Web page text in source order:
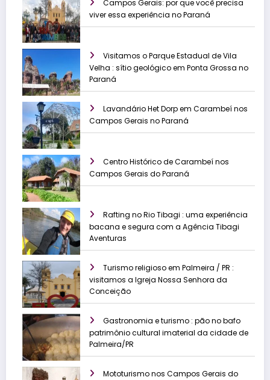
Campos Gerais: por que você precisa
viver essa experiência no Paraná
Visitamos o Parque Estadual de Vila
Velha : sítio geológico em Ponta Grossa no
Paraná
Lavandário Het Dorp em Carambeí nos
Campos Gerais no Paraná
Centro Histórico de Carambeí nos
Campos Gerais do Paraná
Rafting no Rio Tibagi : uma experiência
bacana e segura com a Agência Tibagi
Aventuras
Turismo religioso em Palmeira / PR :
visitamos a Igreja Nossa Senhora da
Conceição
Gastronomia e turismo : pão no bafo
patrimônio cultural imaterial da cidade de
Palmeira/PR
Mototurismo nos Campos Gerais do